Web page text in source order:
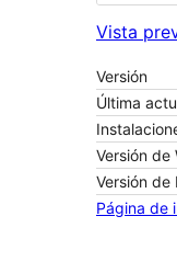
Vista
Versión
Última
Versión de
Versión de
Página de